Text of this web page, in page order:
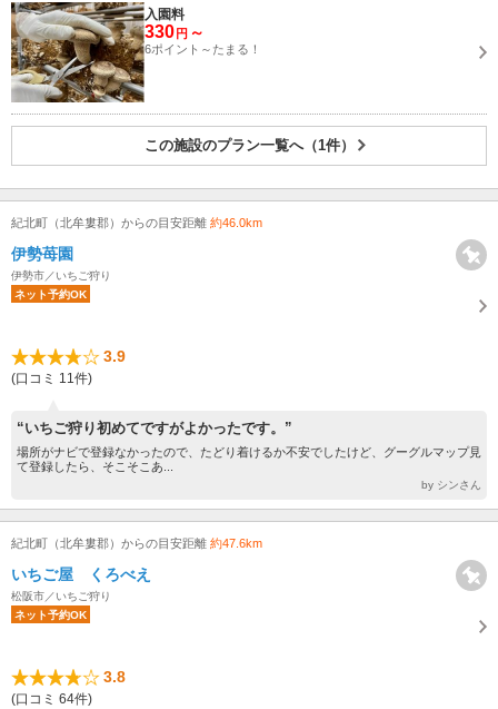
入園料
330 円 ～
6ポイント～たまる！
この施設のプラン一覧へ（1件）
紀北町（北牟婁郡）からの目安距離 約46.0km
伊勢苺園
伊勢市／いちご狩り
ネット予約OK
3.9
(口コミ 11件)
“いちご狩り初めてですがよかったです。”
場所がナビで登録なかったので、たどり着けるか不安でしたけど、グーグルマップ見
て登録したら、そこそこあ...
by シンさん
紀北町（北牟婁郡）からの目安距離 約47.6km
いちご屋 くろべえ
松阪市／いちご狩り
ネット予約OK
3.8
(口コミ 64件)